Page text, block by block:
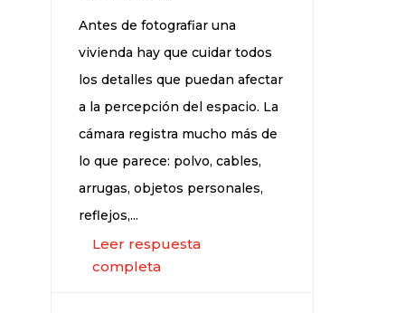
Antes de fotografiar una
vivienda hay que cuidar todos
los detalles que puedan afectar
a la percepción del espacio. La
cámara registra mucho más de
lo que parece: polvo, cables,
arrugas, objetos personales,
reflejos,...
Leer respuesta
completa